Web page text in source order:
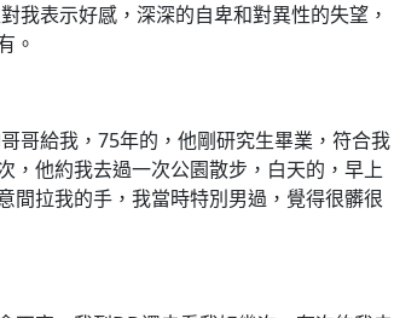
我表示好感，深深的自卑和對異性的失望，
。
哥給我，75年的，他剛研究生畢業，符合我
，他約我去過一次公園散步，白天的，早上
間拉我的手，我當時特別男過，覺得很髒很